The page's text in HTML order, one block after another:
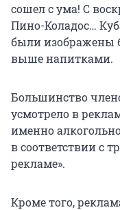
сошел с ума! С
Пино-Коладос…
были изображены
выше напитками.
Большинство
усмотрело в
именно
в соответствии с
рекламе».
Кроме того,